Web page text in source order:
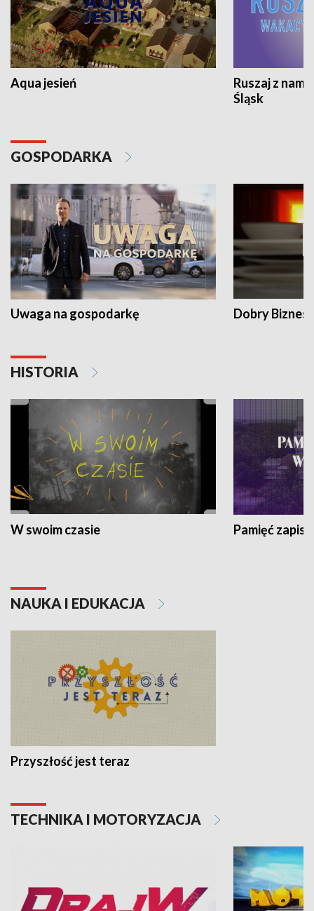
Aqua jesień
Ruszaj z
Śląsk
GOSPODARKA
Uwaga na gospodarkę Dobry Biznes
HISTORIA
W swoim czasie Pamięć
NAUKA I EDUKACJA
Przyszłość jest teraz
TECHNIKA I MOTORYZACJA